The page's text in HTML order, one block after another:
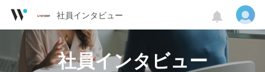
社員インタビュー
社員インタビュー